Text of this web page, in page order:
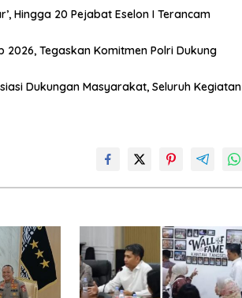
Hingga 20 Pejabat Eselon I Terancam
2026, Tegaskan Komitmen Polri Dukung
Dukungan Masyarakat, Seluruh Kegiatan